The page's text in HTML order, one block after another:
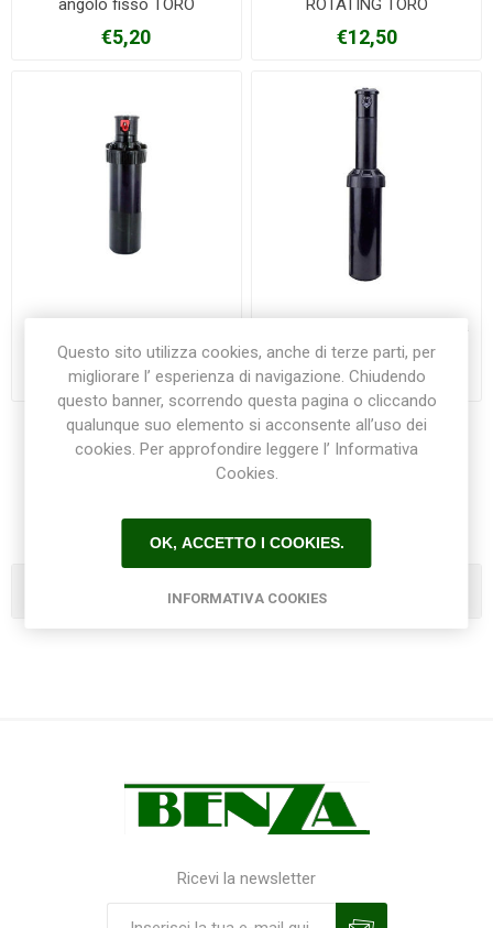
angolo fisso TORO
€5,20
ROTATING TORO
€12,50
MINI 8 TORO
€16,90
Irrigatore dinamico a turbina
T5-RS TORO
€22,50
Ricevi la newsletter
Questo sito utilizza cookies, anche di terze parti, per
migliorare l’ esperienza di navigazione. Chiudendo
questo banner, scorrendo questa pagina o cliccando
qualunque suo elemento si acconsente all’uso dei
cookies. Per approfondire leggere l’ Informativa
Cookies.
OK, ACCETTO I COOKIES.
INFORMATIVA COOKIES